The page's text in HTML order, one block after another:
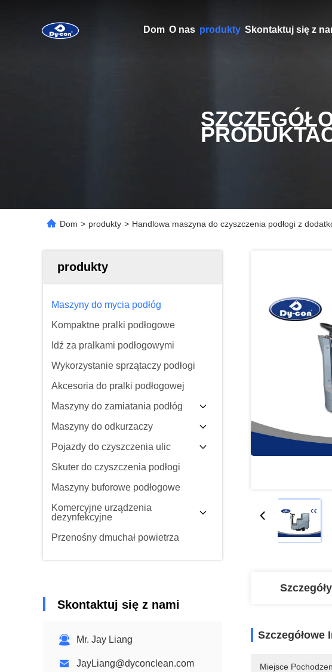
Dom O nas produkty Skontaktuj się z
Dom > produkty > Handlowa maszyna do czyszczenia podłogi z
produkty
Maszyny do mycia podłóg
Kompaktne pralki podłogowe
Idź za pralkami podłogowymi
Wykorzystanie sprzątaczy podłogi
Akcesoria do pralki podłogowej
Maszyny do zamiatania podłóg
Maszyny do odkurzaczy
Pojazdy do czyszczenia ulic
Skuter do czyszczenia podłogi
Maszyny buforowe podłogowe
Komercyjne urządzenia
dezynfekcyjne
Przenośny dmuchał powietrza
Skontaktuj się z nami
Mr. Jay Liang
JayLiang@dyconclean.com
Szczegółowe
Miejsce